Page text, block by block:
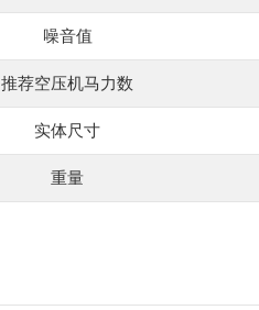
噪音值
推荐空压机马力数
实体尺寸
重量